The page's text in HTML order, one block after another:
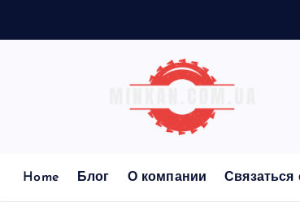
Home Блог О компании Связаться